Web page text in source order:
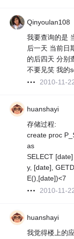
Qinyoulan108
我要查询的是
后一天 当前日
的后四天 分别
不要见笑 我的
2010-11-
huanshayi
存储过程:
create proc
as
SELECT
y, [date],
E(),[date])<7
2010-11-
huanshayi
我觉得楼上的